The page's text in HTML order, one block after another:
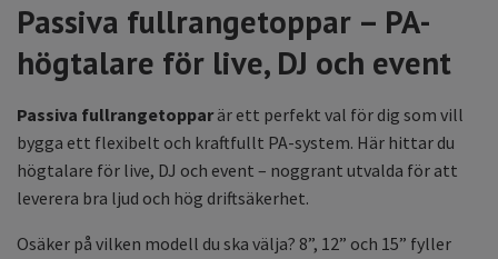
Passiva fullrangetoppar – PA-
högtalare för live, DJ och event
Passiva fullrangetopparär ett perfekt val för dig som vill
bygga ett flexibelt och kraftfullt PA-system. Här hittar du
högtalare för live, DJ och event – noggrant utvalda för att
leverera bra ljud och hög driftsäkerhet.
Osäker på vilken modell du ska välja? 8”, 12” och 15” fyller